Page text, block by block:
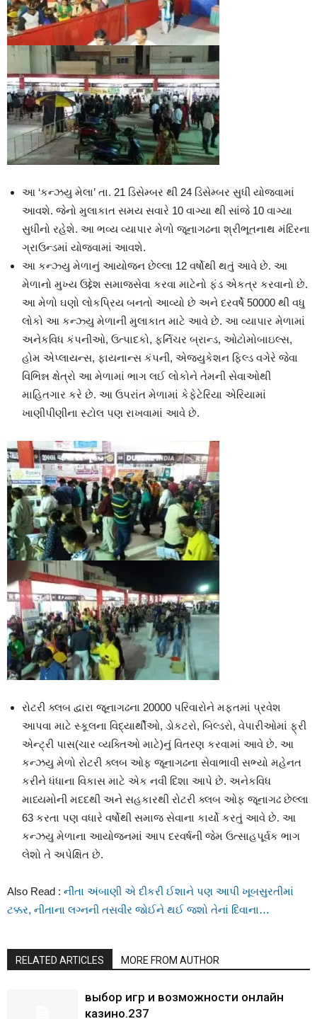
આ ‘કન્ઝયુ મેલા’ તા. 21 ડિસેમ્બર થી 24 ડિસેમ્બર સુધી યોજવામાં
આવશે. જેનો મુલાકાત સમય સવારે 10 વાગ્યા થી સાંજે 10 વાગ્યા
સુધીનો રહેશે. આ ભવ્ય વ્યાપાર મેળો જૂનાગઢના શ્રીભૂતનાથ મંદિરના
ગ્રાઉન્ડમાં યોજવામાં આવશે.
આ કન્ઝ્યુ મેળાનું આયોજન છેલ્લા 12 વર્ષોથી થતું આવે છે. આ
મેળાનો મુખ્ય ઉદ્દેશ સમાજસેવા કરવા માટેનો ફંડ એકત્ર કરવાનો છે.
આ મેળો ઘણો લોકપ્રિય બનતો આવ્યો છે અને દરવર્ષે 50000 થી વધુ
લોકો આ કન્ઝ્યુ મેળાની મુલાકાત માટે આવે છે. આ વ્યાપાર મેળામાં
અનેકવિધ કંપનીઓ, ઉત્પાદકો, ફર્નિચર બ્રાન્ડ, ઓટોમોબાઇલ્સ,
હોમ એપ્લાયન્સ, ફાયનાન્સ કંપની, એજ્યુકેશન ફિલ્ડ વગેરે જેવા
વિભિન્ન ક્ષેત્રો આ મેળામાં ભાગ લઈ લોકોને તેમની સેવાઓથી
માહિતગાર કરે છે. આ ઉપરાંત મેળામાં કેફેટેરિયા એરિયામાં
ખાણીપીણીના સ્ટોલ પણ રાખવામાં આવે છે.
રોટરી ક્લબ દ્વારા જૂનાગઢના 20000 પરિવારોને મફતમાં પ્રવેશ
આપવા માટે સ્કૂલના વિદ્યાર્થીઓ, ડોકટરો, બિલ્ડરો, વેપારીઓમાં ફ્રી
એન્ટ્રી પાસ(ચાર વ્યક્તિઓ માટે)નું વિતરણ કરવામાં આવે છે. આ
કન્ઝયુ મેળો રોટરી ક્લબ ઓફ જૂનાગઢના સેવાભાવી સભ્યો મહેનત
કરીને ધંધાના વિકાસ માટે એક નવી દિશા આપે છે. અનેકવિધ
માધ્યમોની મદદથી અને સહકારથી રોટરી ક્લબ ઓફ જૂનાગઢ છેલ્લા
63 કરતા પણ વધારે વર્ષોથી સમાજ સેવાના કાર્યો કરતું આવે છે. આ
કન્ઝયુ મેળાના આયોજનમાં આપ દરવર્ષની જેમ ઉત્સાહપૂર્વક ભાગ
લેશો તે અપેક્ષિત છે.
Also Read : નીતા અંબાણી એ દીકરી ઈશાને પણ આપી ખૂબસુરતીમાં
ટક્કર, નીતાના લગ્નની તસવીર જોઈને થઈ જશો તેનાં દિવાના…
RELATED ARTICLES MORE FROM AUTHOR
выбор игр и возможности онлайн
казино.237